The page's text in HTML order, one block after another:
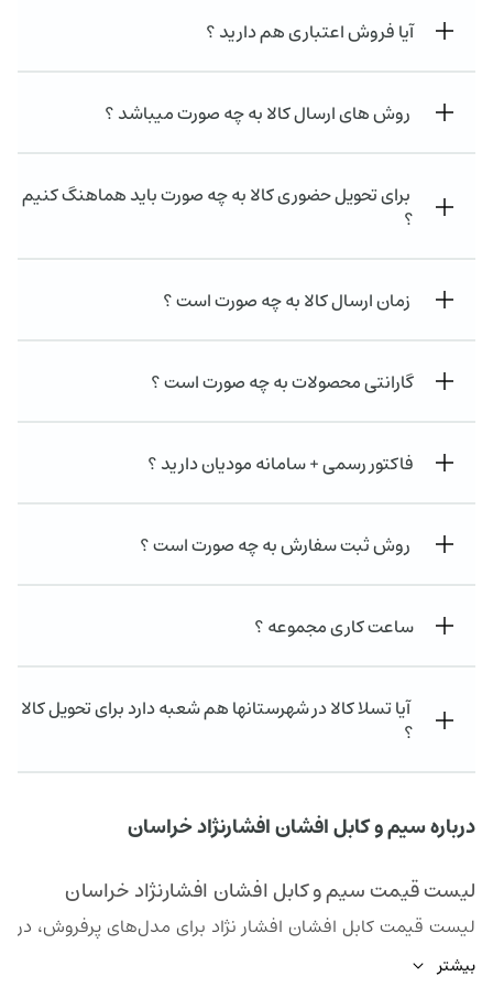
آیا فروش اعتباری هم دارید ؟
روش های ارسال کالا به چه صورت میباشد ؟
برای تحویل حضوری کالا به چه صورت باید هماهنگ کنیم
؟
زمان ارسال کالا به چه صورت است ؟
گارانتی محصولات به چه صورت است ؟
فاکتور رسمی + سامانه مودیان دارید ؟
روش ثبت سفارش به چه صورت است ؟
ساعت کاری مجموعه ؟
آیا تسلا کالا در شهرستانها هم شعبه دارد برای تحویل کالا
؟
درباره سیم و کابل افشان افشارنژاد خراسان
لیست قیمت سیم و کابل افشان افشارنژاد خراسان
لیست قیمت کابل افشان افشار نژاد برای مدل‌های پرفروش، در
تاریخ ۱۵ مرداد:
بیشتر